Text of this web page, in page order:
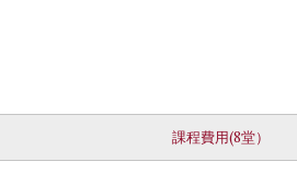
課程費用(8堂）